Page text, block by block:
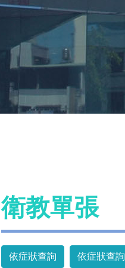
衛教單張
依症狀查詢 依症狀查詢